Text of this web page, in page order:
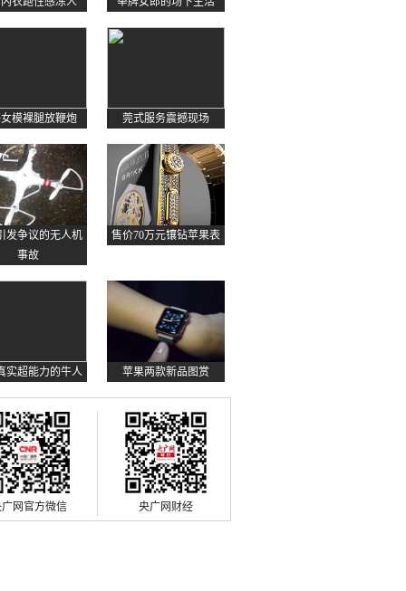
模裸腿放鞭炮 莞式服务震撼现场
发争议的无人机
事故
售价70万元镶钻苹果表
实超能力的牛人 苹果两款新品图赏
网官方微信 央广网财经